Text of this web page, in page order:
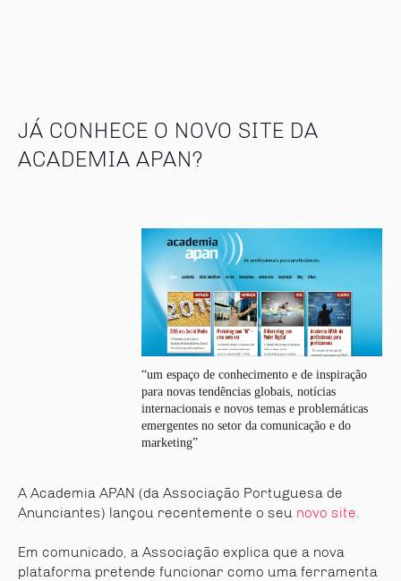
JÁ CONHECE O NOVO SITE DA
ACADEMIA APAN?
“um espaço de conhecimento e de inspiração
para novas tendências globais, notícias
internacionais e novos temas e problemáticas
emergentes no setor da comunicação e do
marketing”
A Academia APAN (da Associação Portuguesa de
Anunciantes) lançou recentemente o seu novo site
Em comunicado, a Associação explica que a nova
plataforma pretende funcionar como uma ferramenta